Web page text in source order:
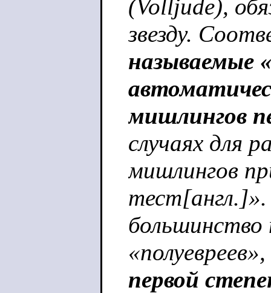
(Volljude),
звезду.
называемые
мишлингов
случаях для
мишлингов
первой